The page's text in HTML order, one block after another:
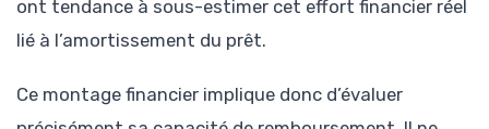
ont tendance à sous-estimer cet effort financier réel
lié à l’amortissement du prêt.
Ce montage financier implique donc d’évaluer